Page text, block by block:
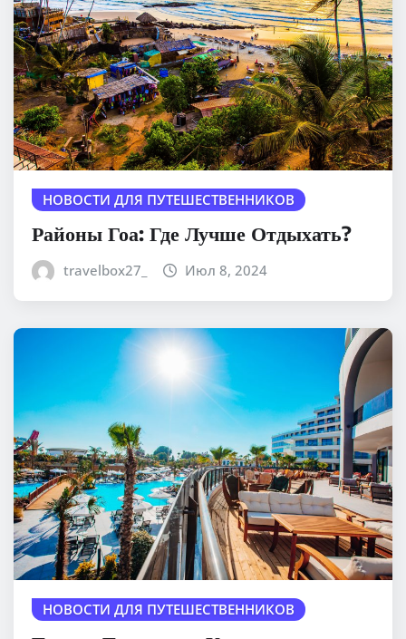
НОВОСТИ ДЛЯ ПУТЕШЕСТВЕННИКОВ
Районы Гоа: Где Лучше Отдыхать?
travelbox27_ Июл 8, 2024
НОВОСТИ ДЛЯ ПУТЕШЕСТВЕННИКОВ